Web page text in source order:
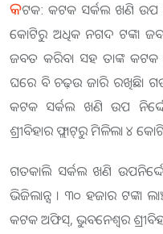
କଟକ: କଟକ ସର୍କଲ ଖଣି ଉପ
କୋଟିରୁ ଅଧିକ ନଗଦ ଟଙ୍କା
ଜବତ କରିବା ସହ ତାଙ୍କ କଟକ
ଘରେ ବି ଚଢ଼ଉ ଜାରି ରଖିଛି।
କଟକ ସର୍କଲ ଖଣି ଉପ
ଶ୍ରୀବିହାର ଫ୍ଲାଟ୍‌ରୁ ମିଳିଲା ୪
ଗତକାଲି ସର୍କଲ ଖଣି
ଭିଜିଲାନ୍ସ । ୩୦ ହଜାର ଟଙ୍କା
କଟକ ଅଫିସ୍, ଭୁବନେଶ୍ୱର